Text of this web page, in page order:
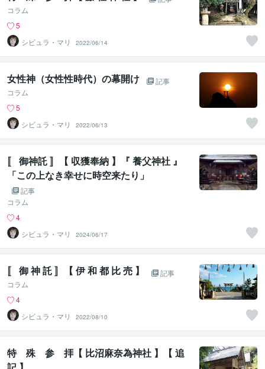
コラム
5
シビュラ・マリ
2022/06/14
女性神（女性性時代）の幕開け
記事
コラム
5
シビュラ・マリ
2022/06/13
〚 御神託 〛【 収獲奉納 】『 養父神社 』
「この上なき幸せに時空来たり」
記事
コラム
4
シビュラ・マリ
2024/06/17
〚 御 神 託 〛【 伊 和 都 比 売 】
記事
コラム
4
シビュラ・マリ
2022/08/10
特 殊 参 拝【 比沼麻奈為神社 】【 追